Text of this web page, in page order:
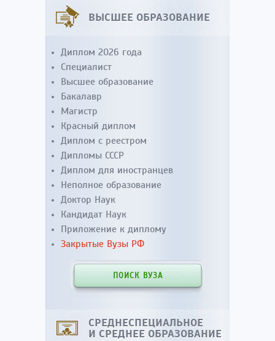
ВЫСШЕЕ ОБРАЗОВАНИЕ
Диплом 2026 года
Специалист
Высшее образование
Бакалавр
Магистр
Красный диплом
Диплом с реестром
Дипломы СССР
Диплом для иностранцев
Неполное образование
Доктор Наук
Кандидат Наук
Приложение к диплому
Закрытые Вузы РФ
ПОИСК ВУЗА
СРЕДНЕСПЕЦИАЛЬНОЕ
И СРЕДНЕЕ ОБРАЗОВАНИЕ